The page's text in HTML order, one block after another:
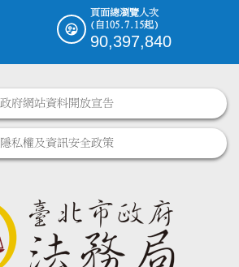
頁面總瀏覽人次
(自105.7.15起)
90,397,840
政府網站資料開放宣告
隱私權及資訊安全政策